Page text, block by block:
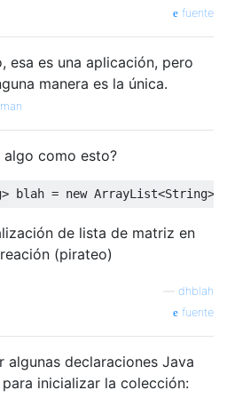
fuente
esa es una aplicación, pero
manera es la única.
como esto?
> blah = new ArrayList<String
de lista de matriz en
(pirateo)
dhblah
fuente
algunas declaraciones Java
inicializar la colección: